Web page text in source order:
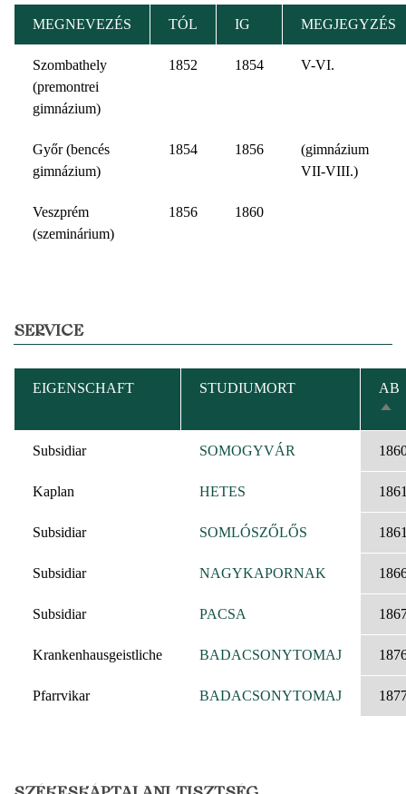
MEGNEVEZÉS TÓL IG MEGJEGYZÉS
Szombathely
(premontrei
gimnázium)
1852 1854 V-VI.
Győr (bencés
gimnázium)
1854 1856
(gimnázium
VII-VIII.)
Veszprém
(szeminárium)
1856 1860
SERVICE
EIGENSCHAFT STUDIUMORT
AB
Subsidiar
SOMOGYVÁR
Kaplan HETES
Subsidiar SOMLÓSZŐLŐS
Subsidiar NAGYKAPORNAK
Subsidiar PACSA
Krankenhausgeistliche BADACSONYTOMAJ
Pfarrvikar BADACSONYTOMAJ